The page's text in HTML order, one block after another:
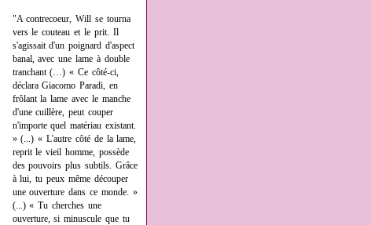
"A contrecoeur, Will se tourna
vers le couteau et le prit. Il
s'agissait d'un poignard d'aspect
banal, avec une lame à double
tranchant (…) « Ce côté-ci,
déclara Giacomo Paradi, en
frôlant la lame avec le manche
d'une cuillère, peut couper
n'importe quel matériau existant.
» (...) « L'autre côté de la lame,
reprit le vieil homme, possède
des pouvoirs plus subtils. Grâce
à lui, tu peux même découper
une ouverture dans ce monde. »
(...) « Tu cherches une
ouverture, si minuscule que tu